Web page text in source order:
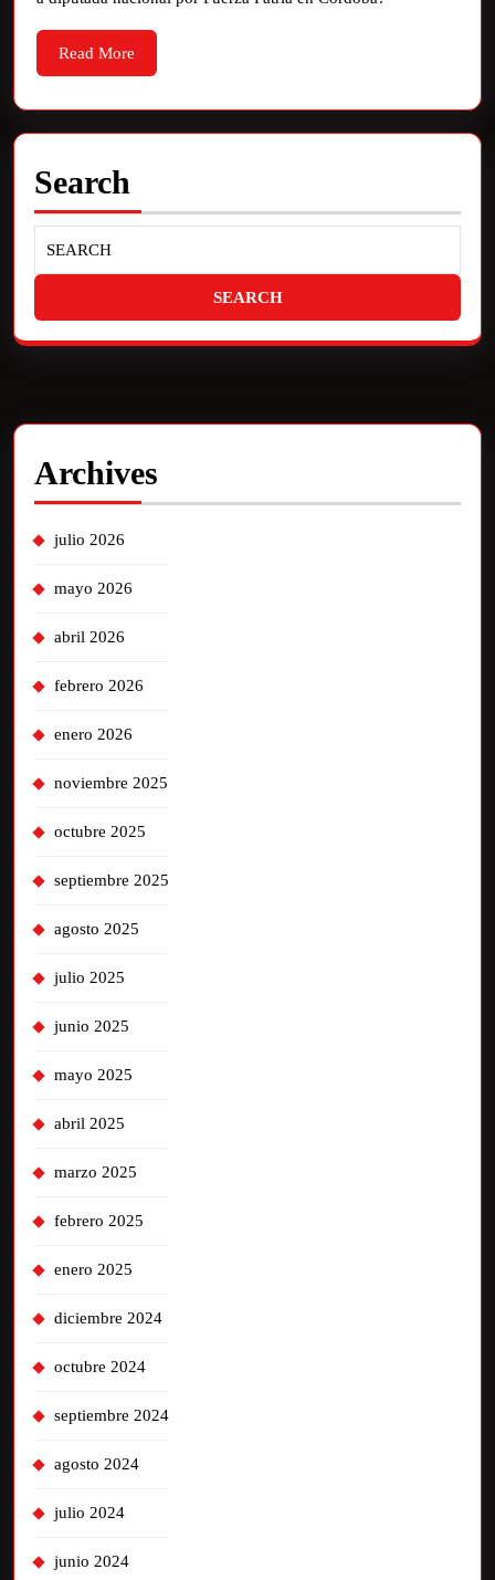
Read More
Search
Archives
julio 2026
mayo 2026
abril 2026
febrero 2026
enero 2026
noviembre 2025
octubre 2025
septiembre 2025
agosto 2025
julio 2025
junio 2025
mayo 2025
abril 2025
marzo 2025
febrero 2025
enero 2025
diciembre 2024
octubre 2024
septiembre 2024
agosto 2024
julio 2024
junio 2024